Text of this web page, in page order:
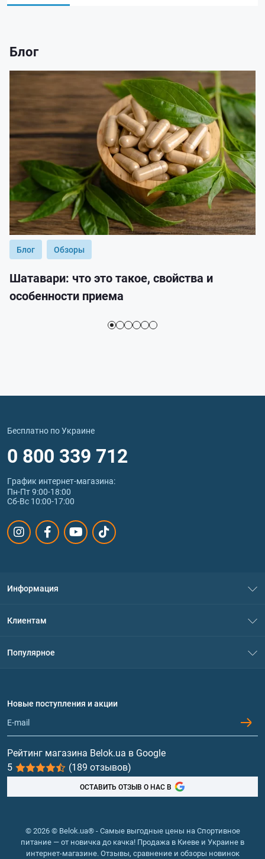
Блог
Блог Обзоры
Шатавари: что это такое, свойства и
особенности приема
Бесплатно по Украине
0 800 339 712
График интернет‑магазина:
Пн-Пт 9:00-18:00
Сб-Вс 10:00-17:00
Информация
Политика конфиденциальности
Обмен и возврат
Клиентам
Популярное
Протеин
Гейнеры
Витамины и минералы
Рыбий жир, жирные кислоты
Новые поступления и акции
Рейтинг магазина Belok.ua в Google
5
(189 отзывов)
ОСТАВИТЬ ОТЗЫВ О НАС В
© 2026 © Belok.ua® - Самые выгодные цены на Спортивное
питание — от новичка до качка! Продажа в Киеве и Украине в
интернет-магазине. Отзывы, сравнение и обзоры новинок